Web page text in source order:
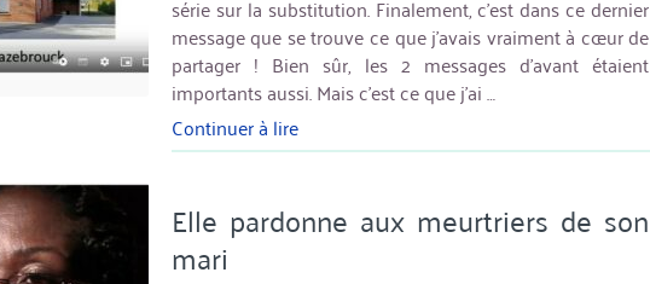
série sur la substitution. Finalement, c’est dans ce dernier
message que se trouve ce que j’avais vraiment à cœur de
partager ! Bien sûr, les 2 messages d’avant étaient
importants aussi. Mais c’est ce que j’ai …
Continuer à lire« Prédication
:
substitution
(3) »
Elle pardonne aux meurtriers de son
mari